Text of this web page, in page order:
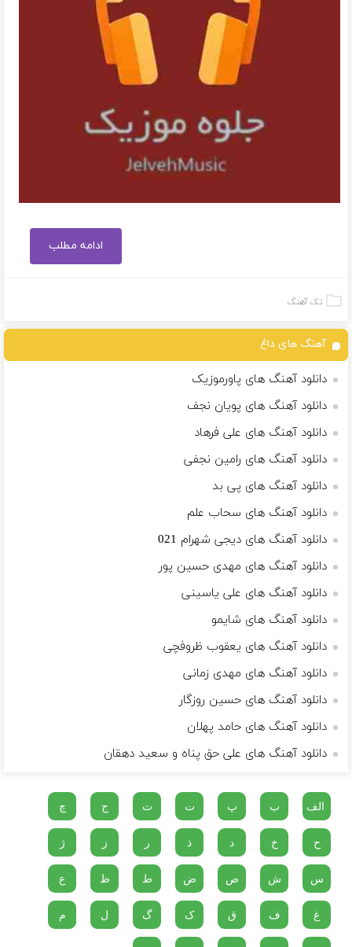
ادامه مطلب
تک آهنگ
آهنگ های داغ
دانلود آهنگ های پاورموزیک
دانلود آهنگ های پویان نجف
دانلود آهنگ های علی فرهاد
دانلود آهنگ های رامین نجفی
دانلود آهنگ های پی بد
دانلود آهنگ های سحاب علم
دانلود آهنگ های دیجی شهرام 021
دانلود آهنگ های مهدی حسین پور
دانلود آهنگ های علی یاسینی
دانلود آهنگ های شایمو
دانلود آهنگ های یعقوب ظروفچی
دانلود آهنگ های مهدی زمانی
دانلود آهنگ های حسین روزگار
دانلود آهنگ های حامد پهلان
دانلود آهنگ های علی حق پناه و سعید دهقان
الف ب پ ت ث ج چ
ح خ د ذ ر ز ژ
س ش ص ض ط ظ ع
غ ف ق ک گ ل م